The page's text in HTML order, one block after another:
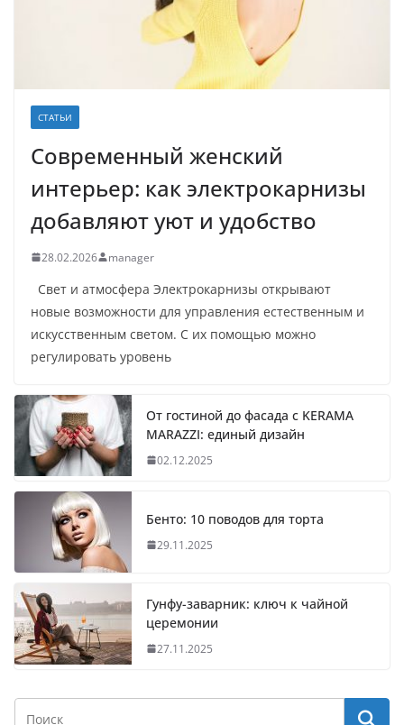
СТАТЬИ
Современный женский
интерьер: как электрокарнизы
добавляют уют и удобство
28.02.2026 manager
Свет и атмосфера Электрокарнизы открывают
новые возможности для управления естественным и
искусственным светом. С их помощью можно
регулировать уровень
От гостиной до фасада с KERAMA
MARAZZI: единый дизайн
02.12.2025
Бенто: 10 поводов для торта
29.11.2025
Гунфу-заварник: ключ к чайной
церемонии
27.11.2025